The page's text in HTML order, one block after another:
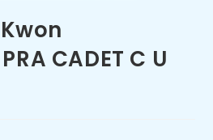
CADET C U